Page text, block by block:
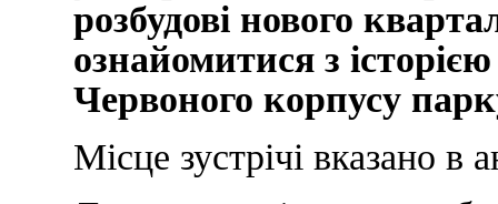
розбудові нового
ознайомитися з
Червоного корпусу
Місце зустрічі вказано в